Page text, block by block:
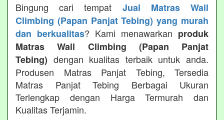
Bingung cari tempat Jual Matras Wall
Climbing (Papan Panjat Tebing) yang murah
dan berkualitas? Kami menawarkan produk
Matras Wall Climbing (Papan Panjat
Tebing) dengan kualitas terbaik untuk anda.
Produsen Matras Panjat Tebing, Tersedia
Matras Panjat Tebing Berbagai Ukuran
Terlengkap dengan Harga Termurah dan
Kualitas Terjamin.